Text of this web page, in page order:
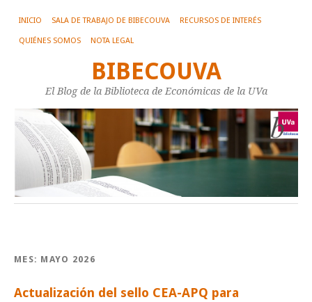
INICIO SALA DE TRABAJO DE BIBECOUVA RECURSOS DE INTERÉS
QUIÉNES SOMOS NOTA LEGAL
BIBECOUVA
El Blog de la Biblioteca de Económicas de la UVa
MES: MAYO 2026
Actualización del sello CEA-APQ para